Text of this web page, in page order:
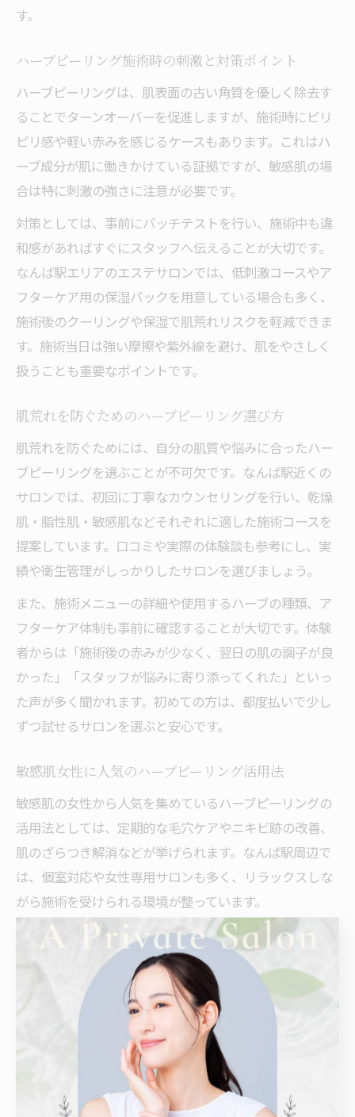
す。
ハーブピーリング施術時の刺激と対策ポイント
ハーブピーリングは、肌表面の古い角質を優しく除去す
ることでターンオーバーを促進しますが、施術時にピリ
ピリ感や軽い赤みを感じるケースもあります。これはハ
ーブ成分が肌に働きかけている証拠ですが、敏感肌の場
合は特に刺激の強さに注意が必要です。
対策としては、事前にパッチテストを行い、施術中も違
和感があればすぐにスタッフへ伝えることが大切です。
なんば駅エリアのエステサロンでは、低刺激コースやア
フターケア用の保湿パックを用意している場合も多く、
施術後のクーリングや保湿で肌荒れリスクを軽減できま
す。施術当日は強い摩擦や紫外線を避け、肌をやさしく
扱うことも重要なポイントです。
肌荒れを防ぐためのハーブピーリング選び方
肌荒れを防ぐためには、自分の肌質や悩みに合ったハー
ブピーリングを選ぶことが不可欠です。なんば駅近くの
サロンでは、初回に丁寧なカウンセリングを行い、乾燥
肌・脂性肌・敏感肌などそれぞれに適した施術コースを
提案しています。口コミや実際の体験談も参考にし、実
績や衛生管理がしっかりしたサロンを選びましょう。
また、施術メニューの詳細や使用するハーブの種類、ア
フターケア体制も事前に確認することが大切です。体験
者からは「施術後の赤みが少なく、翌日の肌の調子が良
かった」「スタッフが悩みに寄り添ってくれた」といっ
た声が多く聞かれます。初めての方は、都度払いで少し
ずつ試せるサロンを選ぶと安心です。
敏感肌女性に人気のハーブピーリング活用法
敏感肌の女性から人気を集めているハーブピーリングの
活用法としては、定期的な毛穴ケアやニキビ跡の改善、
肌のざらつき解消などが挙げられます。なんば駅周辺で
は、個室対応や女性専用サロンも多く、リラックスしな
がら施術を受けられる環境が整っています。
たとえば、月に1回のペースで通うことで徐々に肌質が整
い、化粧ノリが良くなったという体験談もあります。年
齢や肌悩みに合わせてコースを選べる点も魅力で、20代
から50代以上の幅広い世代に支持されています。初心者
はまず低刺激タイプからスタートし、肌の変化を見なが
ら回数や内容を調整するのがおすすめです。
施術前後のケアで肌荒れリスクを最小限に